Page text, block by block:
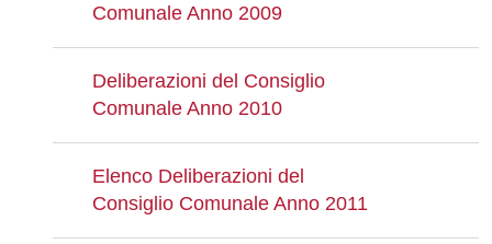
Comunale Anno 2009
Deliberazioni del Consiglio
Comunale Anno 2010
Elenco Deliberazioni del
Consiglio Comunale Anno 2011